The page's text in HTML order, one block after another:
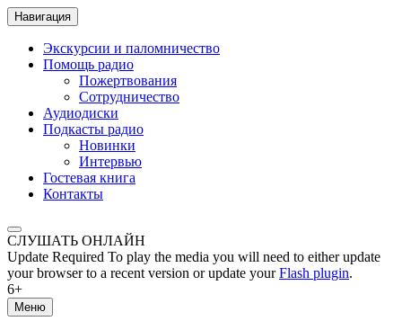
Навигация
Экскурсии и паломничество
Помощь радио
Пожертвования
Сотрудничество
Аудиодиски
Подкасты радио
Новинки
Интервью
Гостевая книга
Контакты
СЛУШАТЬ ОНЛАЙН
Update Required To play the media you will need to either update
your browser to a recent version or update yourFlash plugin.
6+
Меню